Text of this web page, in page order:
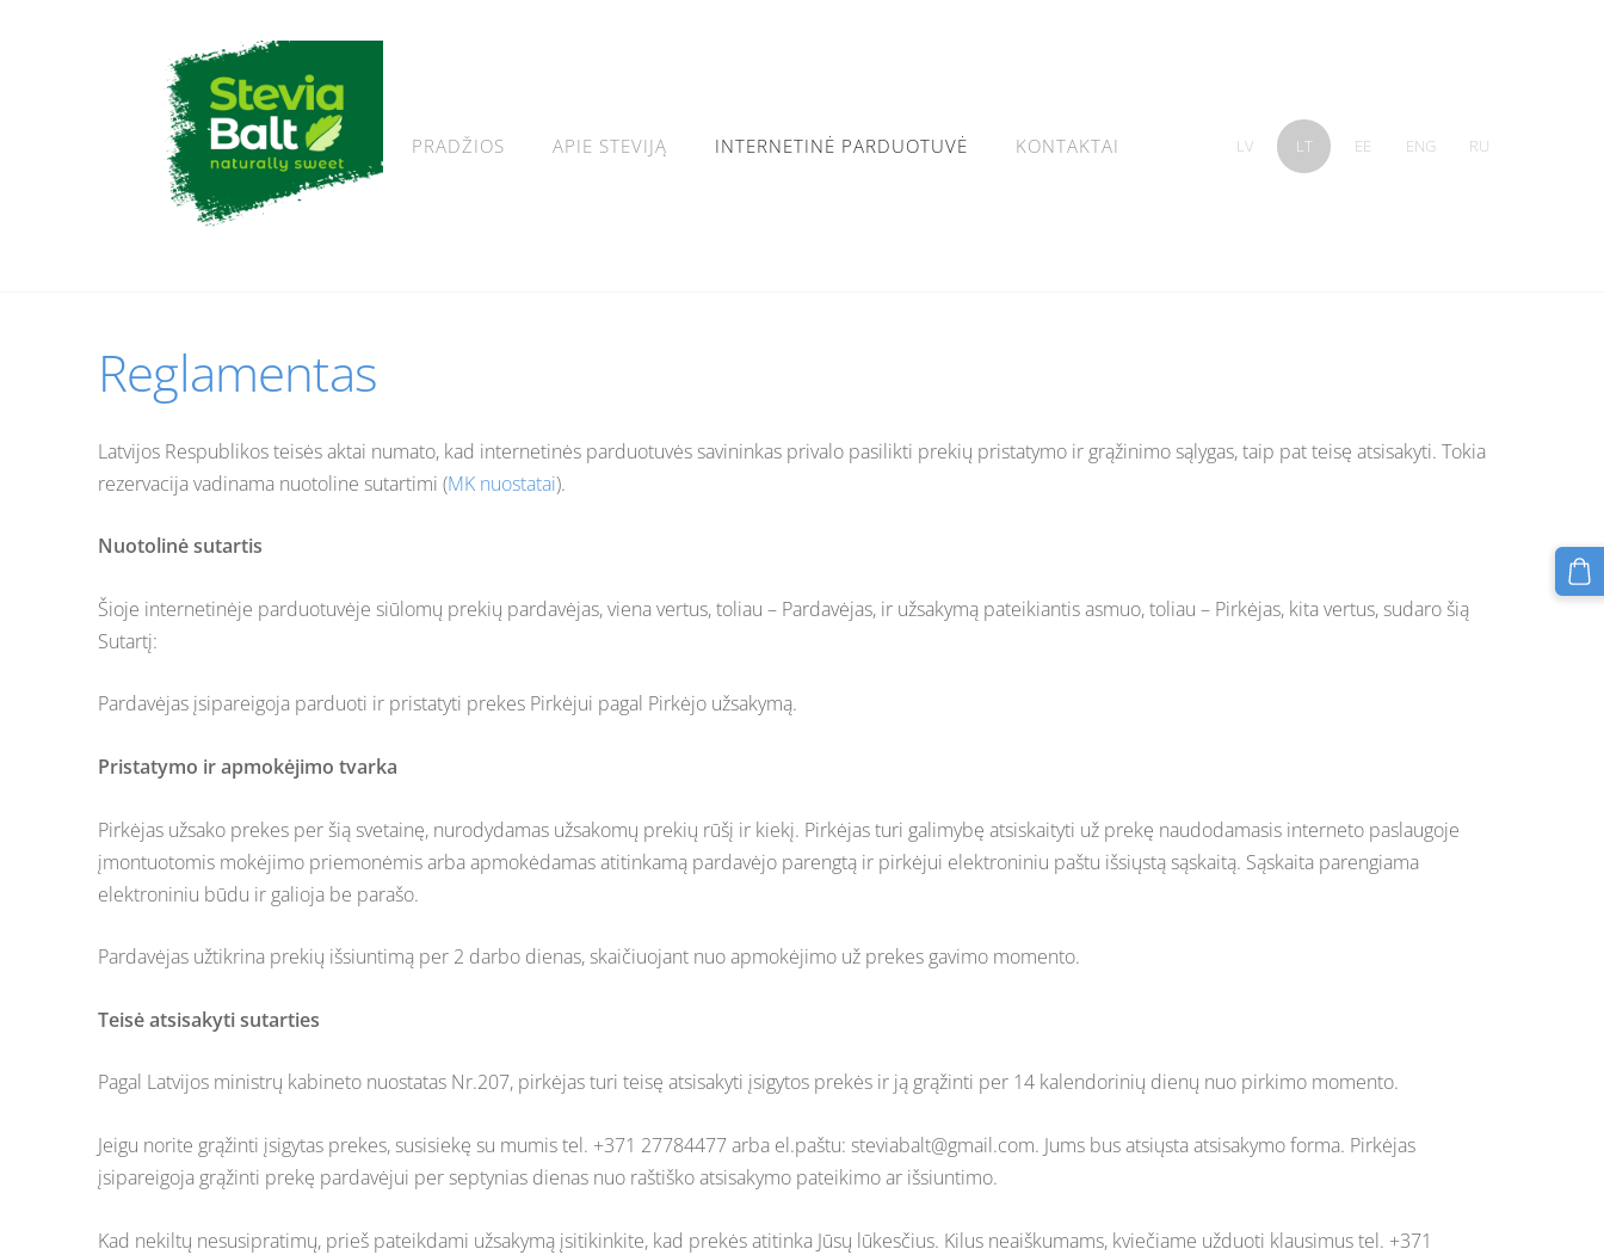
PRADŽIOS APIE STEVIJĄ INTERNETINĖ PARDUOTUVĖ KONTAKTAI LV LT EE ENG RU
Reglamentas
Latvijos Respublikos teisės aktai numato, kad internetinės parduotuvės savininkas privalo pasilikti prekių pristatymo ir grąžinimo sąlygas, taip pat teisę atsisakyti. Tokia
rezervacija vadinama nuotoline sutartimi (MK nuostatai).
Nuotolinė sutartis
Šioje internetinėje parduotuvėje siūlomų prekių pardavėjas, viena vertus, toliau – Pardavėjas, ir užsakymą pateikiantis asmuo, toliau – Pirkėjas, kita vertus, sudaro šią
Sutartį:
Pardavėjas įsipareigoja parduoti ir pristatyti prekes Pirkėjui pagal Pirkėjo užsakymą.
Pristatymo ir apmokėjimo tvarka
Pirkėjas užsako prekes per šią svetainę, nurodydamas užsakomų prekių rūšį ir kiekį. Pirkėjas turi galimybę atsiskaityti už prekę naudodamasis interneto paslaugoje
įmontuotomis mokėjimo priemonėmis arba apmokėdamas atitinkamą pardavėjo parengtą ir pirkėjui elektroniniu paštu išsiųstą sąskaitą. Sąskaita parengiama
elektroniniu būdu ir galioja be parašo.
Pardavėjas užtikrina prekių išsiuntimą per 2 darbo dienas, skaičiuojant nuo apmokėjimo už prekes gavimo momento.
Teisė atsisakyti sutarties
Pagal Latvijos ministrų kabineto nuostatas Nr.207, pirkėjas turi teisę atsisakyti įsigytos prekės ir ją grąžinti per 14 kalendorinių dienų nuo pirkimo momento.
Jeigu norite grąžinti įsigytas prekes, susisiekę su mumis tel. +371 27784477 arba el.paštu: steviabalt@gmail.com. Jums bus atsiųsta atsisakymo forma. Pirkėjas
įsipareigoja grąžinti prekę pardavėjui per septynias dienas nuo raštiško atsisakymo pateikimo ar išsiuntimo.
Kad nekiltų nesusipratimų, prieš pateikdami užsakymą įsitikinkite, kad prekės atitinka Jūsų lūkesčius. Kilus neaiškumams, kviečiame užduoti klausimus tel. +371